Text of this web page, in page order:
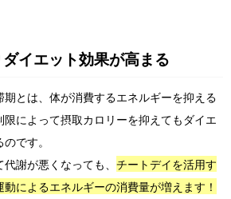
イエット効果が高まる
期とは、体が消費するエネルギーを抑える
によって摂取カロリーを抑えてもダイエ
です。
謝が悪くなっても、 チートデイを活用す
によるエネルギーの消費量が増えます！